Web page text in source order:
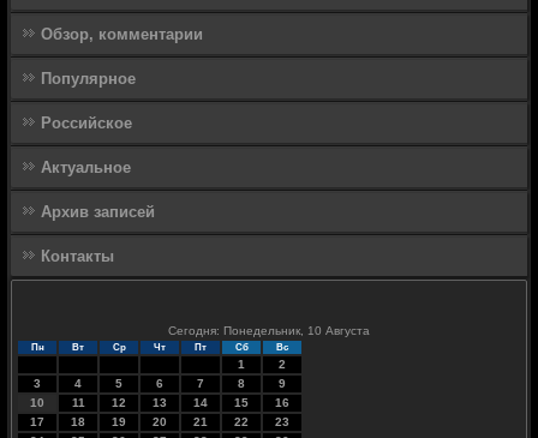
Обзор, комментарии
Популярное
Российское
Актуальное
Архив записей
Контакты
Сегодня: Понедельник, 10 Августа
Пн Вт Ср Чт Пт Сб Вс
1
2
3
4 5 6 7 8
9
10
11 12 13 14 15
16
17
18 19 20 21 22
23